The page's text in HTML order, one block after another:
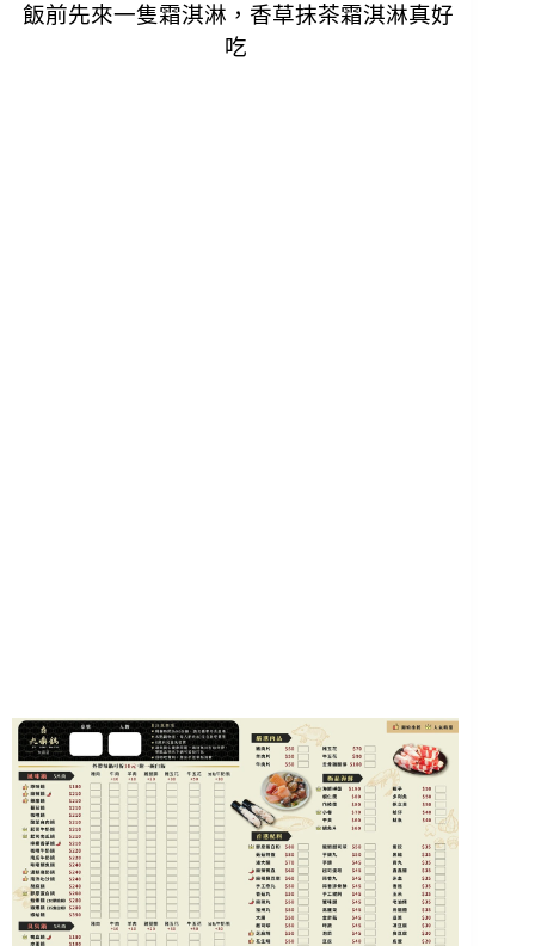
飯前先來一隻霜淇淋，香草抹茶霜淇淋真好
吃